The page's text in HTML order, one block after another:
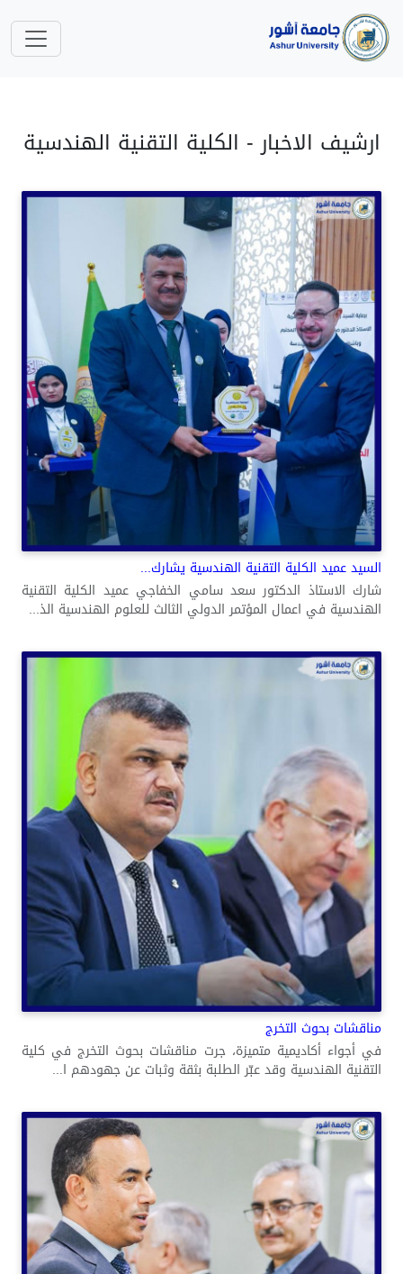
ارشيف الاخبار - الكلية التقنية الهندسية
السيد عميد الكلية التقنية الهندسية يشارك...
شارك الاستاذ الدكتور سعد سامي الخفاجي عميد الكلية التقنية
الهندسية في اعمال المؤتمر الدولي الثالث للعلوم الهندسية الذ...
مناقشات بحوث التخرج
في أجواء أكاديمية متميزة، جرت مناقشات بحوث التخرج في كلية
التقنية الهندسية وقد عبّر الطلبة بثقة وثبات عن جهودهم ا...